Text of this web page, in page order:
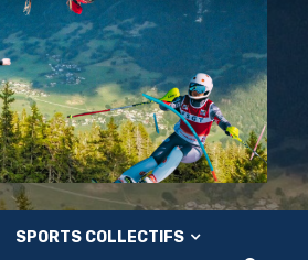
SPORTS COLLECTIFS